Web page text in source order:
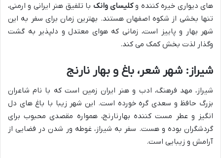
های دیواری خیره کننده وکلیسای وانک با تلفیق هنر ایرانی و ارمنی،
تنها بخشی از شکوه اصفهان هستند. بهترین زمان برای سفر به این
شهر بهار و پاییز است، زمانی که هوای معتدل و دلپذیر به گشت
وگذار لذت بخش کمک می کند.
شیراز: شهر شعر، باغ و بهار نارنج
شیراز، مهد فرهنگ، ادب و هنر ایران زمین است که با نام شاعران
بزرگ حافظ و سعدی گره خورده است. این شهر زیبا با باغ های دل
انگیز و عطر مست کننده بهارنارنج، همواره مقصدی محبوب برای
گردشگران بوده و هست. سفر به شیراز، غوطه ور شدن در فضایی از
آرامش و زیبایی است.